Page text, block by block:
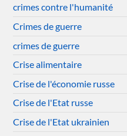
crimes contre l'humanité
Crimes de guerre
crimes de guerre
Crise alimentaire
Crise de l'économie russe
Crise de l'Etat russe
Crise de l'Etat ukrainien